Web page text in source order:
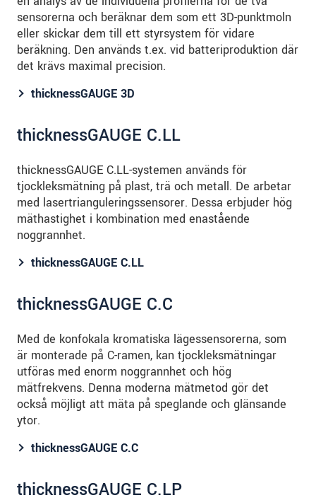
sensorerna och beräknar dem som ett 3D-punktmoln
eller skickar dem till ett styrsystem för vidare
beräkning. Den används t.ex. vid batteriproduktion där
det krävs maximal precision.
thicknessGAUGE 3D
thicknessGAUGE C.LL
thicknessGAUGE C.LL-systemen används för
tjockleksmätning på plast, trä och metall. De arbetar
med lasertrianguleringssensorer. Dessa erbjuder hög
mäthastighet i kombination med enastående
noggrannhet.
thicknessGAUGE C.LL
thicknessGAUGE C.C
Med de konfokala kromatiska lägessensorerna, som
är monterade på C-ramen, kan tjockleksmätningar
utföras med enorm noggrannhet och hög
mätfrekvens. Denna moderna mätmetod gör det
också möjligt att mäta på speglande och glänsande
ytor.
thicknessGAUGE C.C
thicknessGAUGE C.LP